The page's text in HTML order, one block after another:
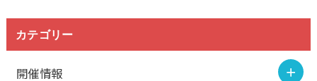
カテゴリー
開催情報